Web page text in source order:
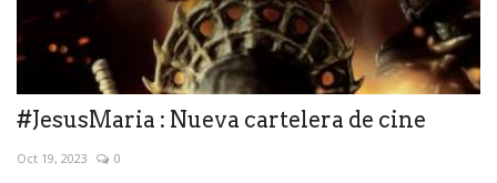
#JesusMaria : Nueva cartelera de cine
Oct 19, 2023 0